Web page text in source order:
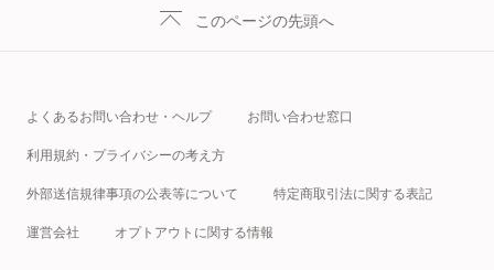
このページの先頭へ
よくあるお問い合わせ・ヘルプ お問い合わせ窓口
利用規約・プライバシーの考え方
外部送信規律事項の公表等について 特定商取引法に関する表記
運営会社 オプトアウトに関する情報